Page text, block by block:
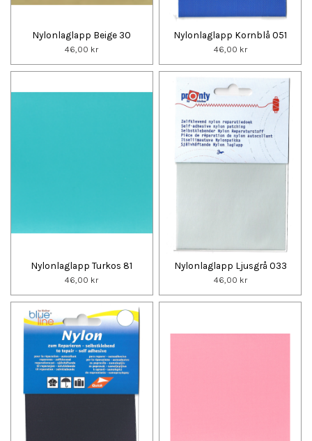
Nylonlaglapp Beige 30
46,00 kr
Nylonlaglapp Kornblå 051
46,00 kr
Nylonlaglapp Turkos 81
46,00 kr
Nylonlaglapp Ljusgrå 033
46,00 kr